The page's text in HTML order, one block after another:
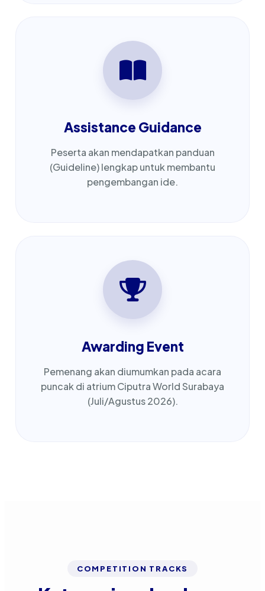
Assistance Guidance
Peserta akan mendapatkan panduan
(Guideline) lengkap untuk membantu
pengembangan ide.
Awarding Event
Pemenang akan diumumkan pada acara
puncak di atrium Ciputra World Surabaya
(Juli/Agustus 2026).
COMPETITION TRACKS